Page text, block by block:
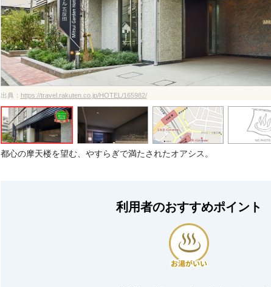
出典： https://travel.rakuten.co.jp/HOTEL/165982/
都心の摩天楼を望む、やすらぎで満たされたオアシス。
利用者のおすすめポイント